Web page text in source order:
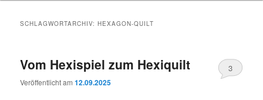
SCHLAGWORTARCHIV:HEXAGON-QUILT
Vom Hexispiel zum Hexiquilt
Veröffentlicht am12.09.2025
3